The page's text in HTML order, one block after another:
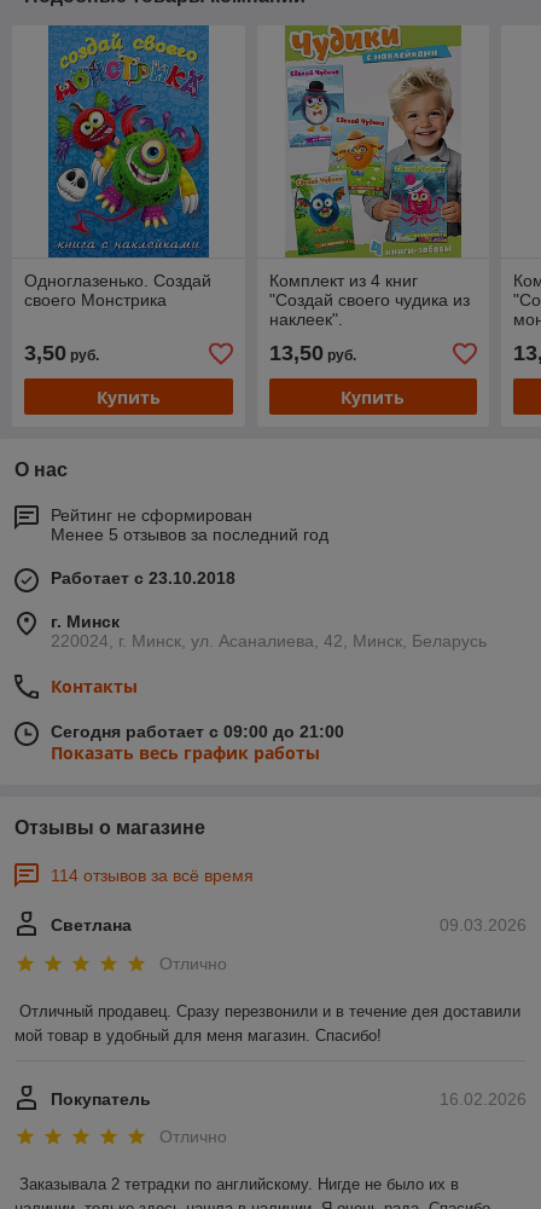
Одноглазенько. Создай
своего Монстрика
3,50 руб.
Купить
Комплект из 4 книг
"Создай своего чудика из
наклеек".
13,50руб.
Купить
О нас
Рейтинг не сформирован
Менее 5 отзывов за последний год
Работает с 23.10.2018
г. Минск
220024, г. Минск, ул. Асаналиева, 42, Минск, Беларусь
Контакты
Сегодня работает с 09:00 до 21:00
Показать весь график работы
Отзывы о магазине
114 отзывов за всё время
09.03.2026
Светлана
Отлично
Отличный продавец. Сразу перезвонили и в течение дея доставили
мой товар в удобный для меня магазин. Спасибо!
16.02.2026
Покупатель
Отлично
Заказывала 2 тетрадки по английскому. Нигде не было их в